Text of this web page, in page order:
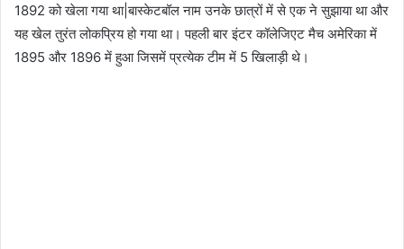
1892 को खेला गया था|बास्केटबॉल नाम उनके छात्रों में से एक ने सुझाया था और
यह खेल तुरंत लोकप्रिय हो गया था। पहली बार इंटर कॉलेजिएट मैच अमेरिका में
1895 और 1896 में हुआ जिसमें प्रत्येक टीम में 5 खिलाड़ी थे।